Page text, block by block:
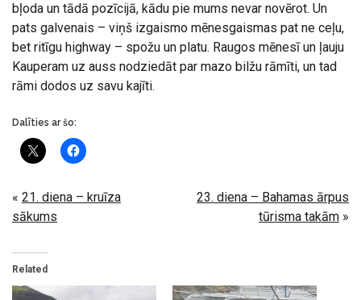
bļoda un tādā pozīcijā, kādu pie mums nevar novērot. Un
pats galvenais – viņš izgaismo mēnesgaismas pat ne ceļu,
bet ritīgu highway – spožu un platu. Raugos mēnesī un ļauju
Kauperam uz auss nodziedāt par mazo bilžu rāmīti, un tad
rāmi dodos uz savu kajīti.
Dalīties ar šo:
« 21. diena – kruīza
sākums
23. diena – Bahamas ārpus
tūrisma takām »
Related